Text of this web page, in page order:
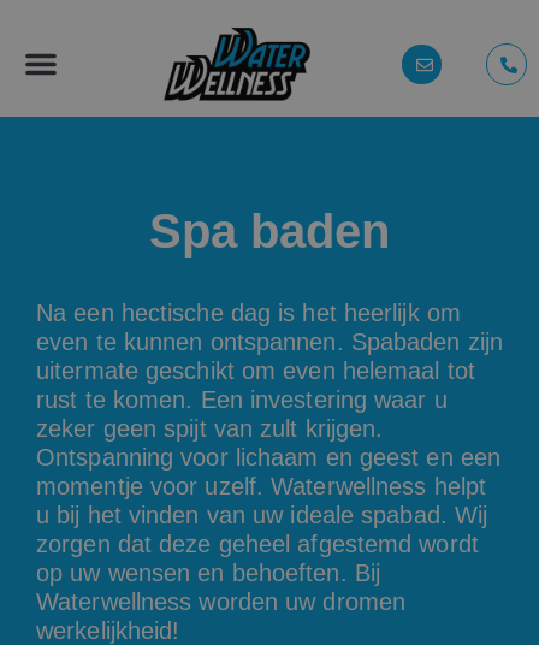
Spa baden
Na een hectische dag is het heerlijk om
even te kunnen ontspannen. Spabaden zijn
uitermate geschikt om even helemaal tot
rust te komen. Een investering waar u
zeker geen spijt van zult krijgen.
Ontspanning voor lichaam en geest en een
momentje voor uzelf. Waterwellness helpt
u bij het vinden van uw ideale spabad. Wij
zorgen dat deze geheel afgestemd wordt
op uw wensen en behoeften. Bij
Waterwellness worden uw dromen
werkelijkheid!